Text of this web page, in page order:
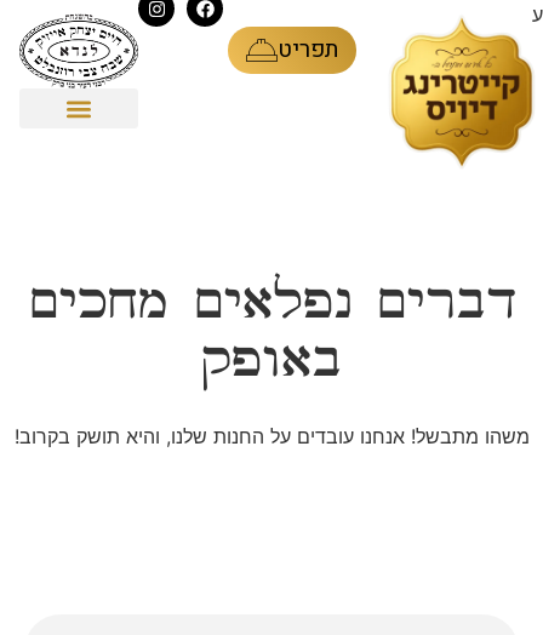
ע
תפריט
דברים נפלאים מחכים
באופק
משהו מתבשל! אנחנו עובדים על החנות שלנו, והיא תושק בקרוב!